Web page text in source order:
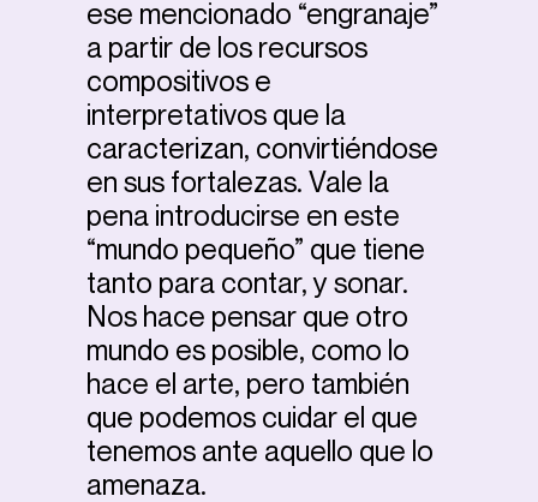
ese mencionado “engranaje”
a partir de los recursos
compositivos e
interpretativos que la
caracterizan, convirtiéndose
en sus fortalezas. Vale la
pena introducirse en este
“mundo pequeño” que tiene
tanto para contar, y sonar.
Nos hace pensar que otro
mundo es posible, como lo
hace el arte, pero también
que podemos cuidar el que
tenemos ante aquello que lo
amenaza.